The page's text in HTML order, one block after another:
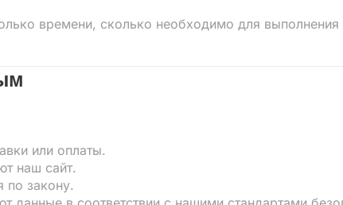
времени, сколько необходимо для выполнения
или оплаты.
наш сайт.
по закону.